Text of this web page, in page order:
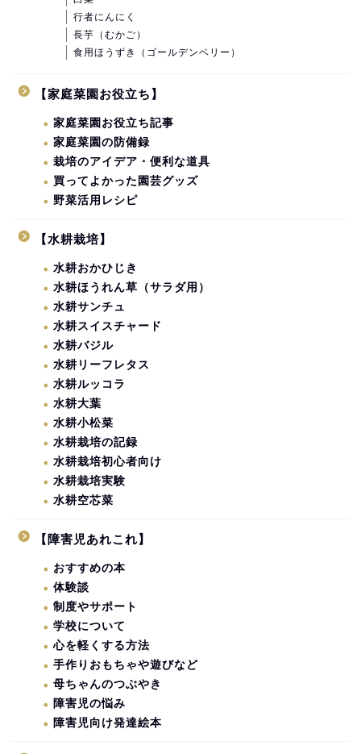
行者にんにく
長芋（むかご）
食用ほうずき（ゴールデンベリー）
【家庭菜園お役立ち】
家庭菜園お役立ち記事
家庭菜園の防備録
栽培のアイデア・便利な道具
買ってよかった園芸グッズ
野菜活用レシピ
【水耕栽培】
水耕おかひじき
水耕ほうれん草（サラダ用）
水耕サンチュ
水耕スイスチャード
水耕バジル
水耕リーフレタス
水耕ルッコラ
水耕大葉
水耕小松菜
水耕栽培の記録
水耕栽培初心者向け
水耕栽培実験
水耕空芯菜
【障害児あれこれ】
おすすめの本
体験談
制度やサポート
学校について
心を軽くする方法
手作りおもちゃや遊びなど
母ちゃんのつぶやき
障害児の悩み
障害児向け発達絵本